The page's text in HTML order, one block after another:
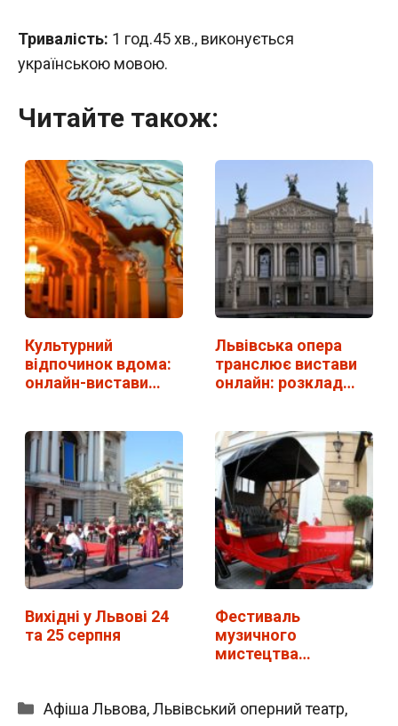
Тривалість: 1 год.45 хв., виконується
українською мовою.
Читайте також:
Культурний
відпочинок вдома:
онлайн-вистави…
Львівська опера
транслює вистави
онлайн: розклад
Вихідні у Львові 24
та 25 серпня
Фестиваль
музичного
мистецтва
Категорії
Афіша Львова,Львівський оперний театр,